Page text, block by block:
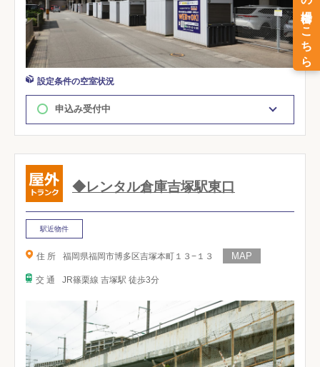
設定条件の空室状況
申込み受付中
◆レンタル倉庫吉塚駅東口
駅近物件
住 所 福岡県福岡市博多区吉塚本町１３−１３
交 通 JR篠栗線 吉塚駅 徒歩3分